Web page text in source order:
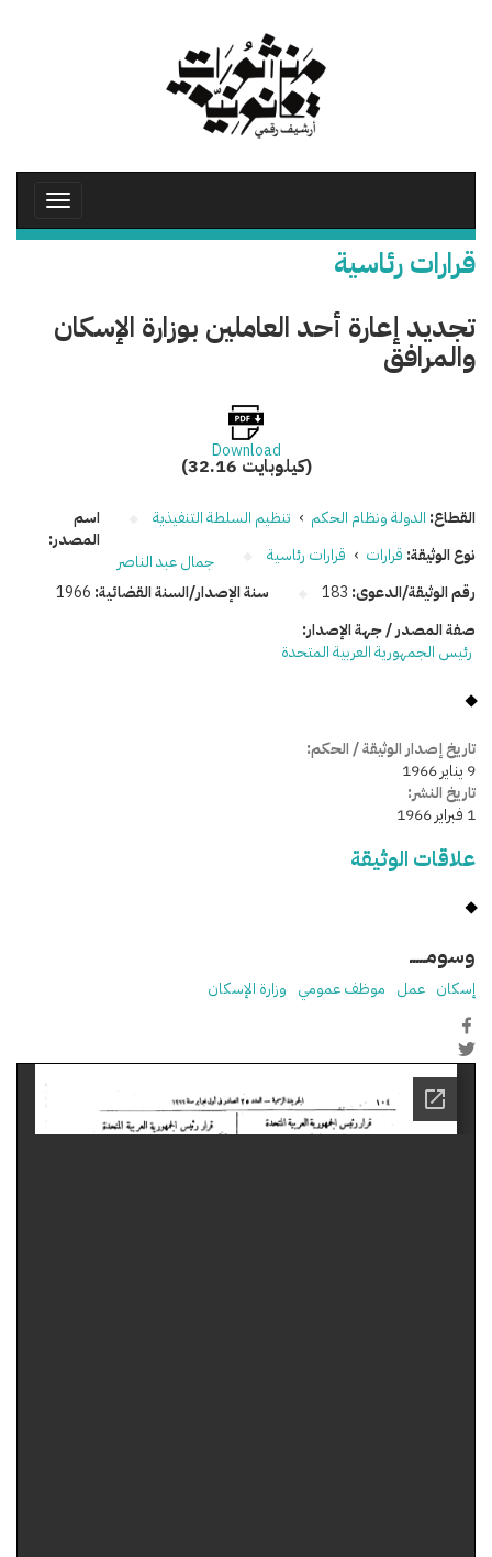
Toggle
قرارات رئاسية
تجديد إعارة أحد العاملين بوزارة الإسكان
والمرافق
Download
(32.16 كيلوبايت)
القطاع: الدولة ونظام الحكم › تنظيم السلطة التنفيذية
نوع الوثيقة: قرارات › قرارات رئاسية
رقم الوثيقة/الدعوى: 183 سنة الإصدار/السنة القضائية: 1966
اسم
المصدر:
جمال عبد الناصر
صفة المصدر / جهة الإصدار:
رئيس الجمهورية العربية المتحدة
تاريخ إصدار الوثيقة / الحكم:
9 يناير 1966
تاريخ النشر:
1 فبراير 1966
علاقات الوثيقة
وسومـــــ
إسكان عمل موظف عمومي وزارة الإسكان